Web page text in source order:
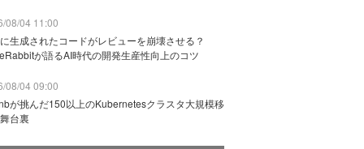
08/04 11:00
生成されたコードがレビューを崩壊させる？
が語るAI時代の開発生産性向上のコツ
08/04 09:00
が挑んだ150以上のKubernetesクラスタ大規模移
台裏